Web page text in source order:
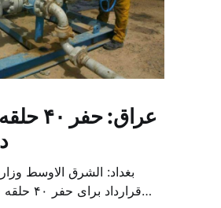
عراق:
بغداد: الشرق الاوسط
قرارداد